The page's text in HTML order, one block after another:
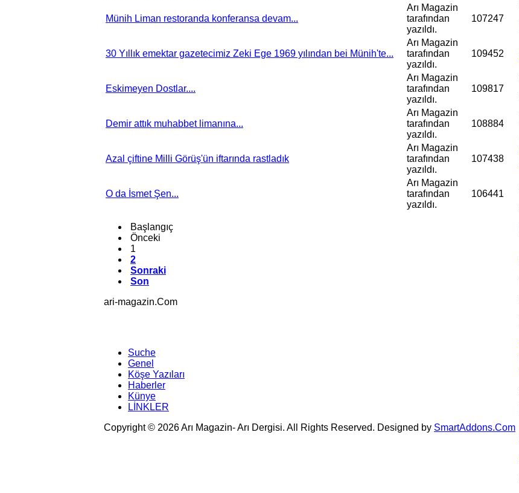
Münih Liman restoranda konferansa devam...
Arı Magazin
tarafından
yazıldı.
107247
30 Yıllık emektar gazetecimiz Zeki Ege 1969 yılından bei Münih'te...
Arı Magazin
tarafından
yazıldı.
109452
Eskimeyen Dostlar....
Arı Magazin
tarafından
yazıldı.
109817
Demir attık muhabbet limanına...
Arı Magazin
tarafından
yazıldı.
108884
Azal çiftine Milli Görüş'ün iftarında rastladık
Arı Magazin
tarafından
yazıldı.
107438
O da İsmet Şen...
Arı Magazin
tarafından
yazıldı.
106441
Başlangıç
Önceki
1
2
Sonraki
Son
ari-magazin.Com
Suche
Genel
Köşe Yazıları
Haberler
Künye
LİNKLER
Copyright © 2026 Arı Magazin- Arı Dergisi. All Rights Reserved. Designed by SmartAddons.Com